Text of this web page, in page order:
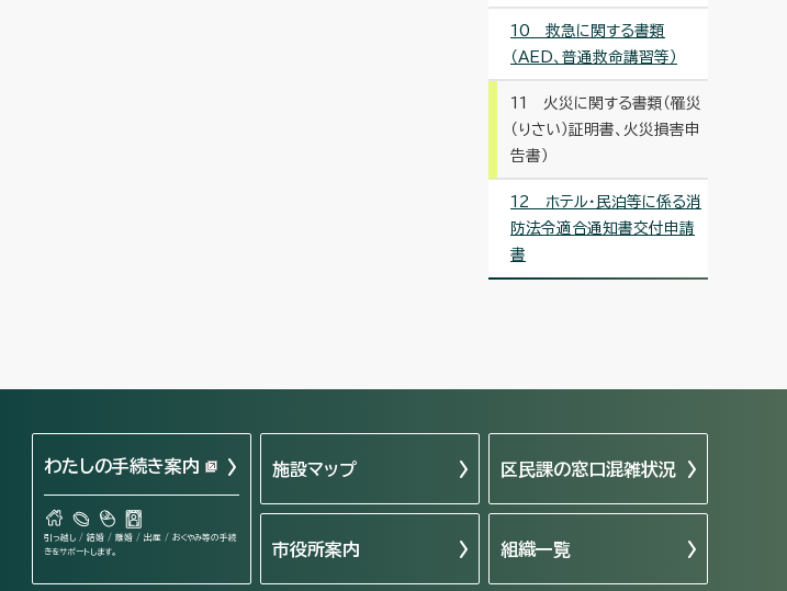
10 救急に関する書類
（AED、普通救命講習等）
11 火災に関する書類（罹災
（りさい）証明書、火災損害申
告書）
12 ホテル・民泊等に係る消
防法令適合通知書交付申請
書
わたしの手続き案内
引っ越し / 結婚 / 離婚 / 出産 / おくやみ等の手続
きをサポートします。
施設マップ 区民課の窓口混雑状況
市役所案内 組織一覧